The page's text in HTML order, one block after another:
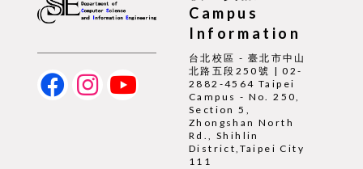
Campus
Information
台北校區 - 臺北市中山
北路五段250號 | 02-
2882-4564 Taipei
Campus - No. 250,
Section 5,
Zhongshan North
Rd., Shihlin
District,Taipei City
111